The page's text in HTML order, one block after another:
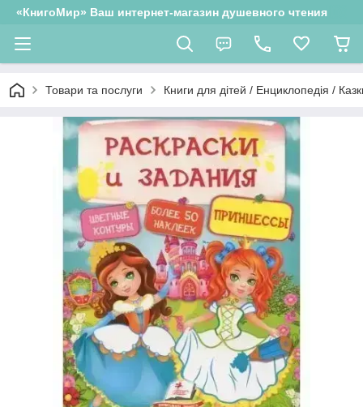
«КнигоМир» Ваш интернет-магазин душевного чтения
Товари та послуги Книги для дітей / Енциклопедія /